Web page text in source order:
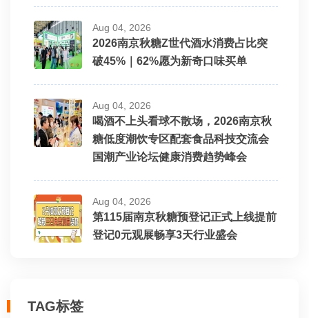
Aug 04, 2026
2026南京秋糖Z世代酒水消费占比突
破45%｜62%愿为新奇口味买单
Aug 04, 2026
喝酒不上头看球不散场，2026南京秋
糖低度潮饮专区配套食品科技交流会
国潮产业论坛健康消费趋势峰会
Aug 04, 2026
第115届南京秋糖预登记正式上线提前
登记0元观展畅享3天行业盛会
TAG标签